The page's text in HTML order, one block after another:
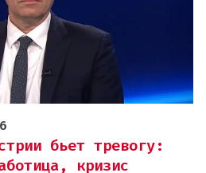
бьет тревогу:
кризис